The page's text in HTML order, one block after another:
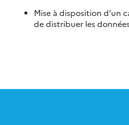
Mise à disposition d’un
de distribuer les